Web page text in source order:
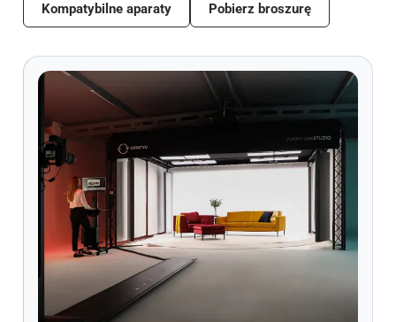
Kompatybilne aparaty Pobierz broszurę